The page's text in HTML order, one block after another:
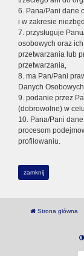
6. Pana/Pani dane
i w zakresie
7. przysługuje
osobowych oraz
przetwarzania lub
przetwarzania,
8. ma Pan/Pani
Danych
9. podanie przez
(dobrowolne) w
10. Pana/Pani
procesom
profilowaniu.
zamknij
Strona główna